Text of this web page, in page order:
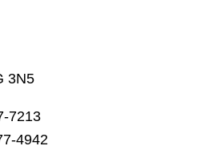
3N5
7213
4942